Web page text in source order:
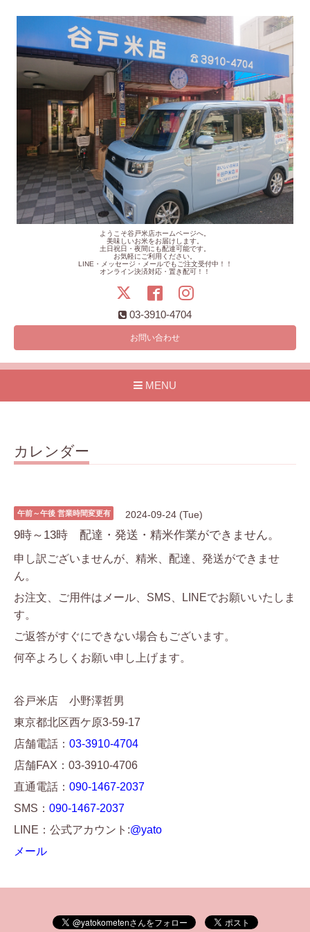
ようこそ谷戸米店ホームページへ。
美味しいお米をお届けします。
土日祝日・夜間にも配達可能です。
お気軽にご利用ください。
LINE・メッセージ・メールでもご注文受付中！！
オンライン決済対応・置き配可！！
03-3910-4704
お問い合わせ
MENU
カレンダー
午前～午後 営業時間変更有 2024-09-24 (Tue)
9時～13時 配達・発送・精米作業ができません。
申し訳ございませんが、精米、配達、発送ができませ
ん。
お注文、ご用件はメール、SMS、LINEでお願いいたしま
す。
ご返答がすぐにできない場合もございます。
何卒よろしくお願い申し上げます。
谷戸米店 小野澤哲男
東京都北区西ケ原3-59-17
店舗電話： 03-3910-4704
店舗FAX：03-3910-4706
直通電話： 090-1467-2037
SMS： 090-1467-2037
LINE：公式アカウント:@yato
メール